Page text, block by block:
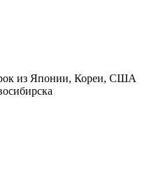
из Японии, Кореи, США